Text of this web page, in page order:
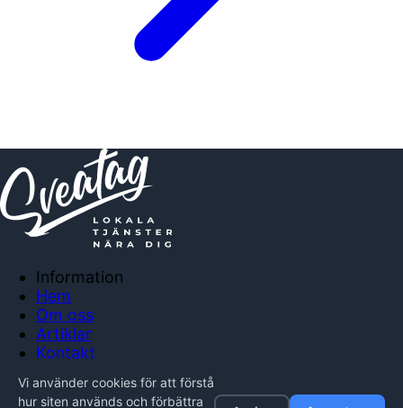
Information
Hem
Om oss
Artiklar
Kontakt
Integritetspolicy
Vi använder cookies för att förstå
hur siten används och förbättra